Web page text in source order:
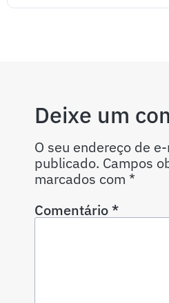
Deixe um
O seu endereço de
publicado. Campos
marcados com *
Comentário*